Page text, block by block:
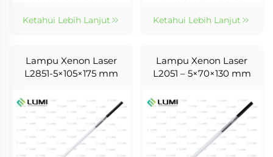
Ketahui Lebih Lanjut Ketahui Lebih Lanjut
Lampu Xenon Laser
L2851-5×105×175 mm
Lampu Xenon Laser
L2051 – 5×70×130 mm